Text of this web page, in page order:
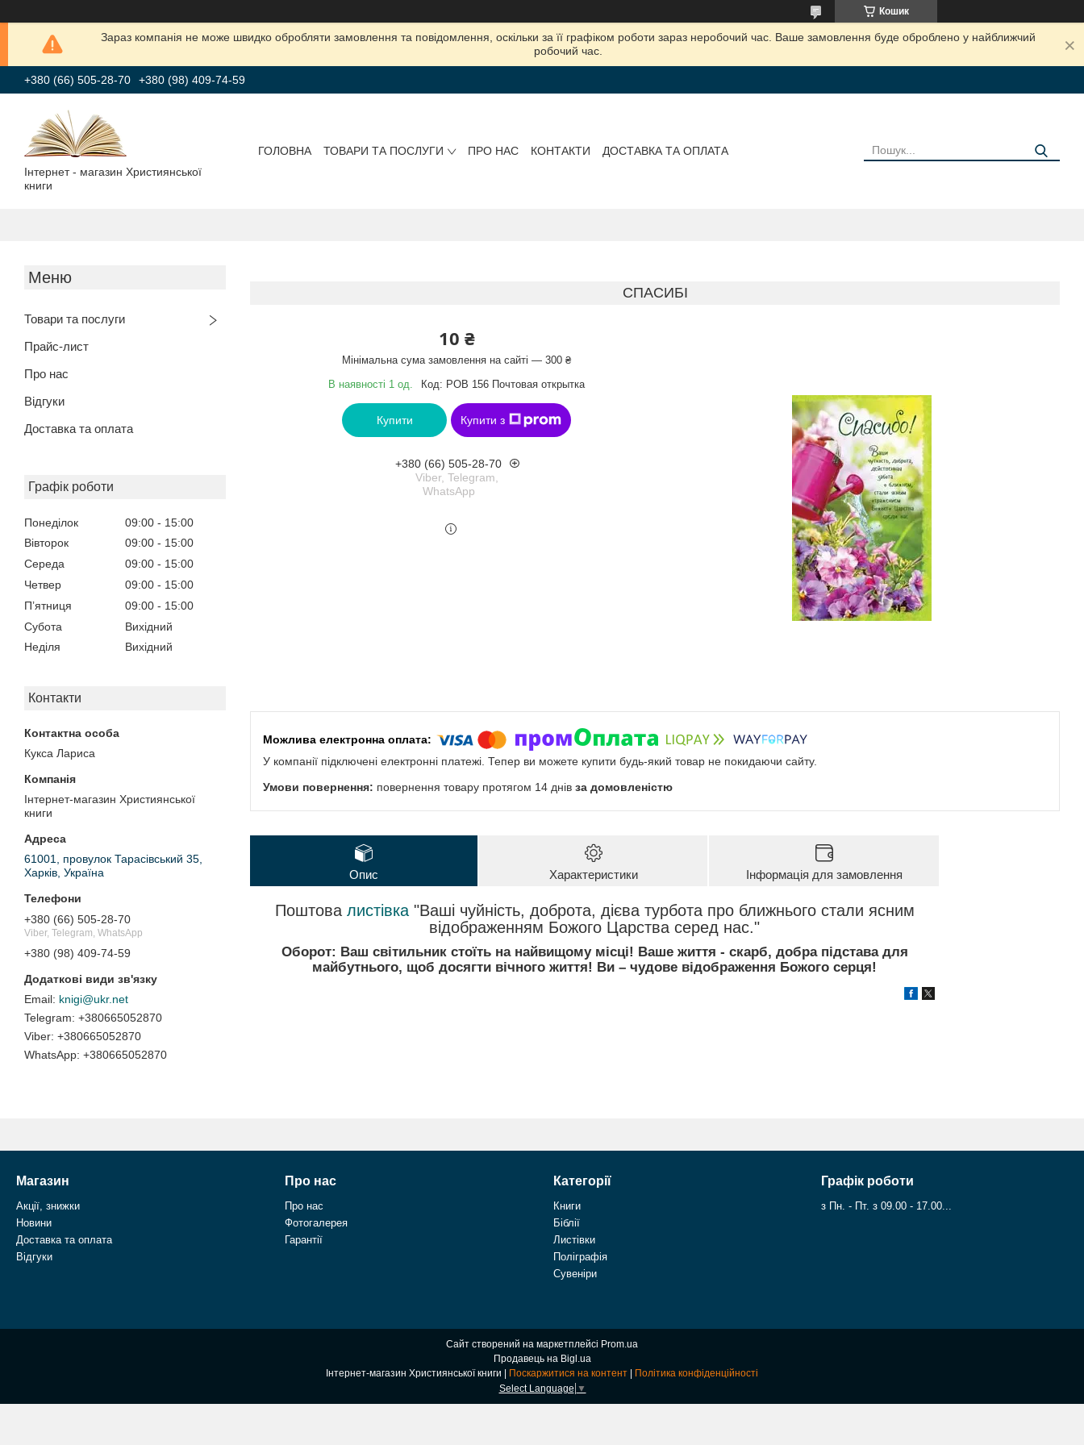
Кошик
Зараз компанія не може швидко обробляти замовлення та повідомлення, оскільки за її графіком роботи зараз неробочий час. Ваше замовлення буде оброблено у найближчий
робочий час.
+380 (66) 505-28-70 +380 (98) 409-74-59
Інтернет - магазин Християнської
книги
ГОЛОВНА ТОВАРИ ТА ПОСЛУГИ ПРО НАС КОНТАКТИ ДОСТАВКА ТА ОПЛАТА
Товари та послуги
Прайс-лист
Про нас
Відгуки
Доставка та оплата
Графік роботи
Понеділок 09:00
15:00
Вівторок
09:00
15:00
Середа
09:00
15:00
Четвер
09:00
15:00
Пʼятниця
09:00
15:00
Субота
Вихідний
Неділя
Вихідний
Контакти
Кукса Лариса
Інтернет-магазин Християнської
книги
61001, провулок Тарасівський 35,
Харків, Україна
+380 (66) 505-28-70
Viber, Telegram, WhatsApp
+380 (98) 409-74-59
knigi@ukr.net
+380665052870
+380665052870
+380665052870
СПАСИБІ
10 ₴
Мінімальна сума замовлення на сайті — 300 ₴
В наявності 1 од.
Код: РОВ 156 Почтовая открытка
Купити Купити з
+380 (66) 505-28-70
Viber, Telegram,
WhatsApp
У компанії підключені електронні платежі. Тепер ви можете купити будь-який товар не покидаючи сайту.
повернення товару протягом 14 днів за домовленістю
Опис Характеристики Інформація для замовлення
Поштова листівка"Ваші чуйність, доброта, дієва турбота про ближнього стали ясним
відображенням Божого Царства серед нас."
Оборот: Ваш світильник стоїть на найвищому місці! Ваше життя - скарб, добра підстава для
майбутнього, щоб досягти вічного життя! Ви – чудове відображення Божого серця!
Магазин
Акції, знижки
Новини
Доставка та оплата
Відгуки
Про нас
Про нас
Фотогалерея
Гарантії
Категорії
Книги
Біблії
Листівки
Поліграфія
Сувеніри
Графік роботи
з Пн. - Пт. з 09.00 - 17.00...
Сайт створений на маркетплейсі Prom.ua
Продавець на Bigl.ua
Поскаржитися на контент
Політика конфіденційності
Select Language ▼